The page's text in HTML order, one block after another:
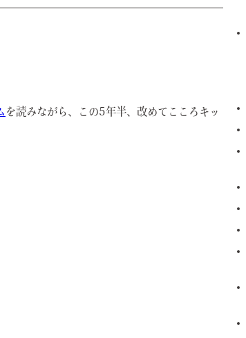
を読みながら、この5年半、改めてこころキッ